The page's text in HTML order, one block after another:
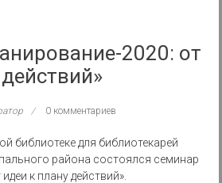
2020: от
0 комментариев
библиотеке для библиотекарей
района состоялся семинар
к плану действий».